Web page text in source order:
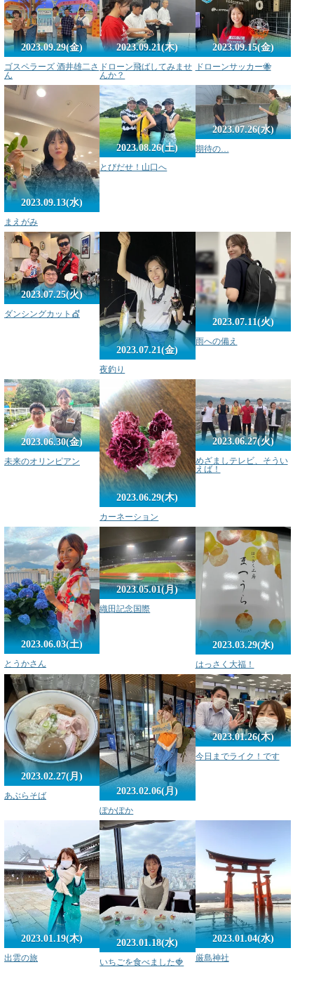
2023.09.29(金)
ゴスペラーズ 酒井雄二さ
ん
2023.09.21(木)
ドローン飛ばしてみませ
んか？
2023.09.15(金)
ドローンサッカー🐝
2023.09.13(水)
まえがみ
2023.08.26(土)
とびだせ！山口へ
2023.07.26(水)
期待の…
2023.07.25(火)
ダンシングカット💇
2023.07.21(金)
夜釣り
2023.07.11(火)
雨への備え
2023.06.30(金)
未来のオリンピアン
2023.06.29(木)
カーネーション
2023.06.27(火)
めざましテレビ、そうい
えば！
2023.06.03(土)
とうかさん
2023.05.01(月)
織田記念国際
2023.03.29(水)
はっさく大福！
2023.02.27(月)
あぶらそば 2023.02.06(月)
ぽかぽか
2023.01.26(木)
今日までライク！です
2023.01.19(木)
出雲の旅
2023.01.18(水)
いちごを食べました🍓
2023.01.04(水)
厳島神社